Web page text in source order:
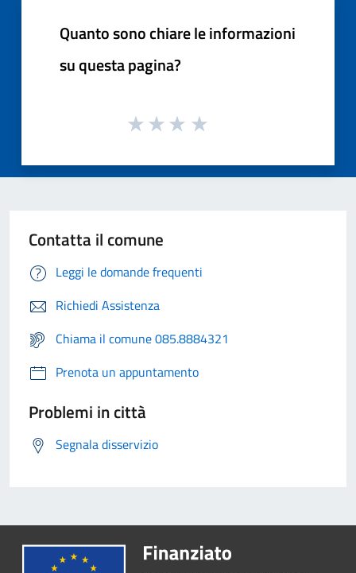
Quanto sono chiare le informazioni
su questa pagina?
Contatta il comune
Leggi le domande frequenti
Richiedi Assistenza
Chiama il comune 085.8884321
Prenota un appuntamento
Problemi in città
Segnala disservizio